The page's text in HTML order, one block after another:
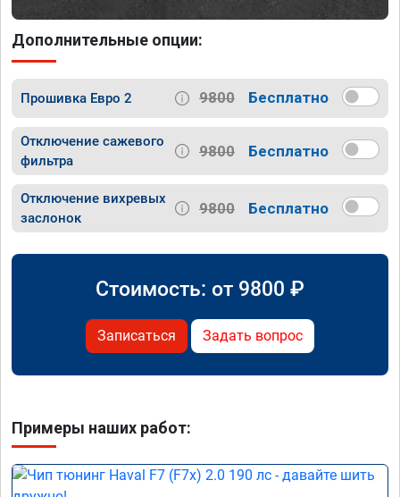
Дополнительные опции:
Прошивка Евро 2 9800 Бесплатно
Отключение сажевого
фильтра
9800 Бесплатно
Отключение вихревых
заслонок
9800 Бесплатно
Стоимость: от 9800 ₽
Записаться Задать вопрос
Примеры наших работ: